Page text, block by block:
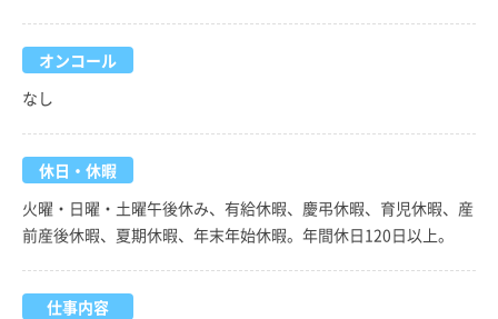
オンコール
なし
休日・休暇
火曜・日曜・土曜午後休み、有給休暇、慶弔休暇、育児休暇、産
前産後休暇、夏期休暇、年末年始休暇。年間休日120日以上。
仕事内容